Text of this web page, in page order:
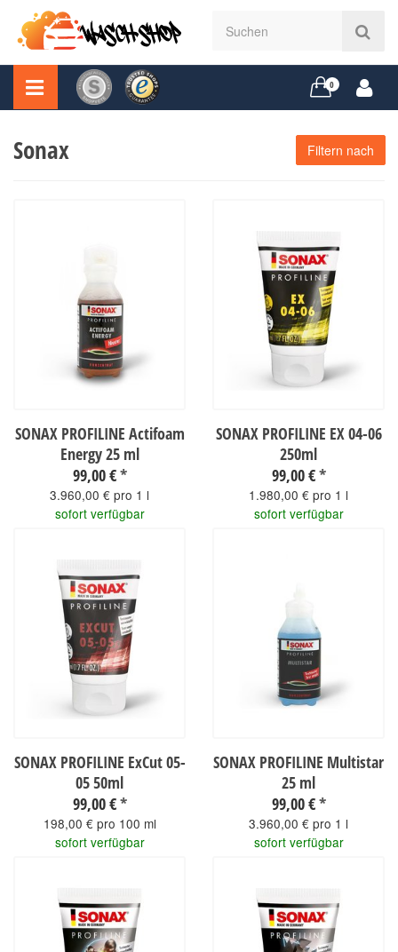
0
Sonax Filtern nach
SONAX PROFILINE Actifoam
Energy 25 ml
99,00 €*
3.960,00 € pro 1 l
sofort verfügbar
SONAX PROFILINE EX 04-06
250ml
99,00 €*
1.980,00 € pro 1 l
sofort verfügbar
SONAX PROFILINE ExCut 05-
05 50ml
99,00 €*
198,00 € pro 100 ml
sofort verfügbar
SONAX PROFILINE Multistar
25 ml
99,00 €*
3.960,00 € pro 1 l
sofort verfügbar